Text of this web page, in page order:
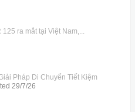
ra mắt tại Việt Nam,...
Pháp Di Chuyển Tiết Kiệm
29/7/26